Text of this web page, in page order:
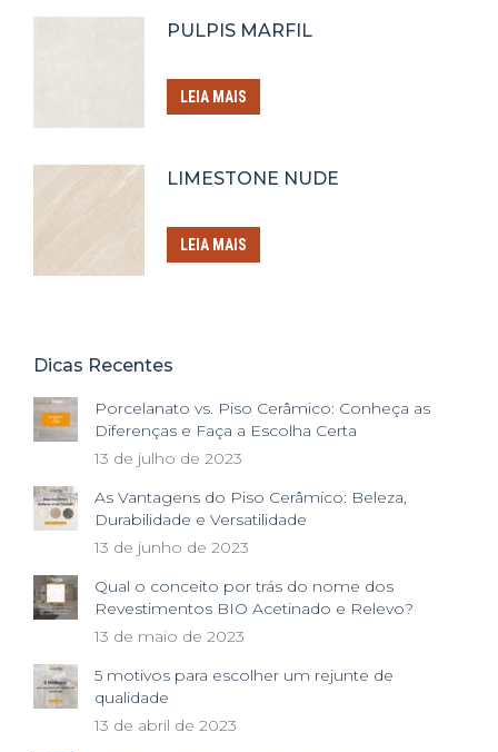
PULPIS MARFIL
LEIA MAIS
LIMESTONE NUDE
LEIA MAIS
Dicas Recentes
Porcelanato vs. Piso Cerâmico: Conheça as
Diferenças e Faça a Escolha Certa
13 de julho de 2023
As Vantagens do Piso Cerâmico: Beleza,
Durabilidade e Versatilidade
13 de junho de 2023
Qual o conceito por trás do nome dos
Revestimentos BIO Acetinado e Relevo?
13 de maio de 2023
5 motivos para escolher um rejunte de
qualidade
13 de abril de 2023